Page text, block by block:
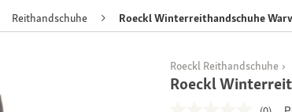
Reithandschuhe Roeckl Winterreithandschuhe
Roeckl Reithandschuhe
Roeckl